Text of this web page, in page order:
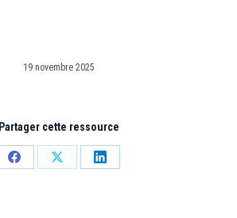
19 novembre 2025
Partager cette ressource
PartagerPartagerPartager